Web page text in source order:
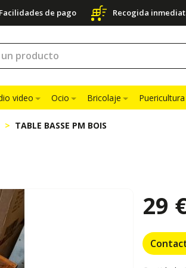
de pago Recogida
video Ocio Bricolaje Puericultura
TABLE BASSE PM BOIS
29